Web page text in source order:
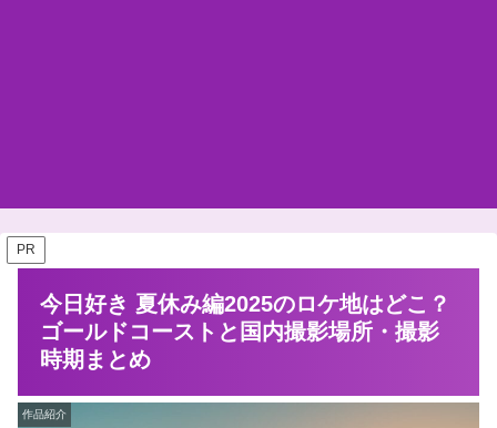
PR
今日好き 夏休み編2025のロケ地はどこ？
ゴールドコーストと国内撮影場所・撮影
時期まとめ
作品紹介